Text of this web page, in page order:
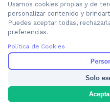
Usamos cookies propias y de
personalizar contenido y
Puedes aceptar todas,
preferencias.
Política de Cookies
Solo